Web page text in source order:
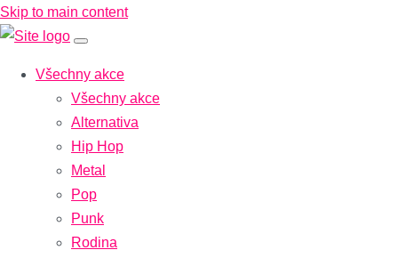
Skip to main content
Všechny akce
Všechny akce
Alternativa
Hip Hop
Metal
Pop
Punk
Rodina